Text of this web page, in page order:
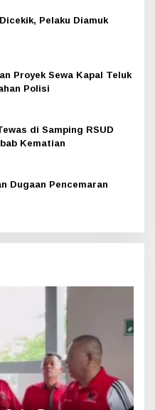
Pelaku Diamuk
Proyek Sewa Kapal Teluk
Polisi
di Samping RSUD
Kematian
Dugaan Pencemaran